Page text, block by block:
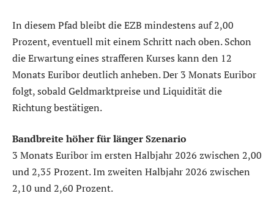
In diesem Pfad bleibt die EZB mindestens auf 2,00
Prozent, eventuell mit einem Schritt nach oben. Schon
die Erwartung eines strafferen Kurses kann den 12
Monats Euribor deutlich anheben. Der 3 Monats Euribor
folgt, sobald Geldmarktpreise und Liquidität die
Richtung bestätigen.
Bandbreite höher für länger Szenario
3 Monats Euribor im ersten Halbjahr 2026 zwischen 2,00
und 2,35 Prozent. Im zweiten Halbjahr 2026 zwischen
2,10 und 2,60 Prozent.